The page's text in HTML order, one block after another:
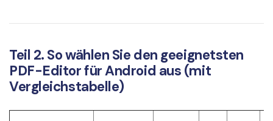
Teil 2. So wählen Sie den geeignetsten
PDF-Editor für Android aus (mit
Vergleichstabelle)